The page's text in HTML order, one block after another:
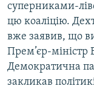
суперниками-
цю коаліцію.
вже заявив, що
Прем’єр-міністр
Демократична
закликав